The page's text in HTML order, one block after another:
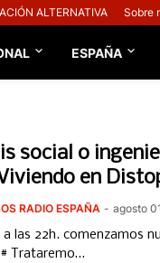
ALTERNATIVA Sobre
ESPAÑA
social o
en
RADIO ESPAÑA - agosto
a las 22h. comenzamos
Trataremo…